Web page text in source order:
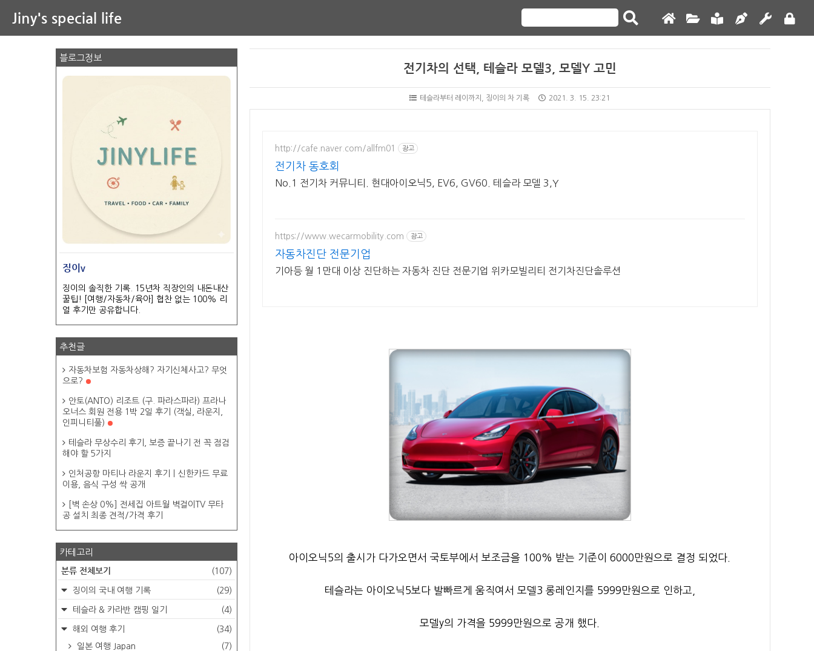
Jiny's special life
전기차의 선택, 테슬라 모델3, 모델Y 고민
테슬라부터 레이까지, 징이의 차 기록 2021. 3. 15. 23:21
http://cafe.naver.com/allfm01 광고
전기차 동호회
No.1 전기차 커뮤니티. 현대아이오닉5, EV6, GV60. 테슬라 모델 3,Y
https://www.wecarmobility.com 광고
자동차진단 전문기업
기아등 월 1만대 이상 진단하는 자동차 진단 전문기업 위카모빌리티 전기차진단솔루션
아이오닉5의 출시가 다가오면서 국토부에서 보조금을 100% 받는 기준이 6000만원으로 결정 되었다.
테슬라는 아이오닉5보다 발빠르게 움직여서 모델3 롱레인지를 5999만원으로 인하고,
모델y의 가격을 5999만원으로 공개 했다.
블로그정보
징이v
징이의 솔직한 기록. 15년차 직장인의 내돈내산
꿀팁! [여행/자동차/육아] 협찬 없는 100% 리
얼 후기만 공유합니다.
추천글
자동차보험 자동차상해? 자기신체사고? 무엇
으로?
안토(ANTO) 리조트 (구. 파라스파라) 프라나
오너스 회원 전용 1박 2일 후기 (객실, 라운지,
인피니티풀)
테슬라 무상수리 후기, 보증 끝나기 전 꼭 점검
해야 할 5가지
인처공항 마티나 라운지 후기ㅣ신한카드 무료
이용, 음식 구성 싹 공개
[벽 손상 0%] 전세집 아트월 벽걸이TV 무타
공 설치 최종 견적/가격 후기
카테고리
분류 전체보기 (107)
징이의 국내 여행 기록 (29)
테슬라 & 카라반 캠핑 일기 (4)
해외 여행 후기
(34)
일본 여행 Japan
(7)